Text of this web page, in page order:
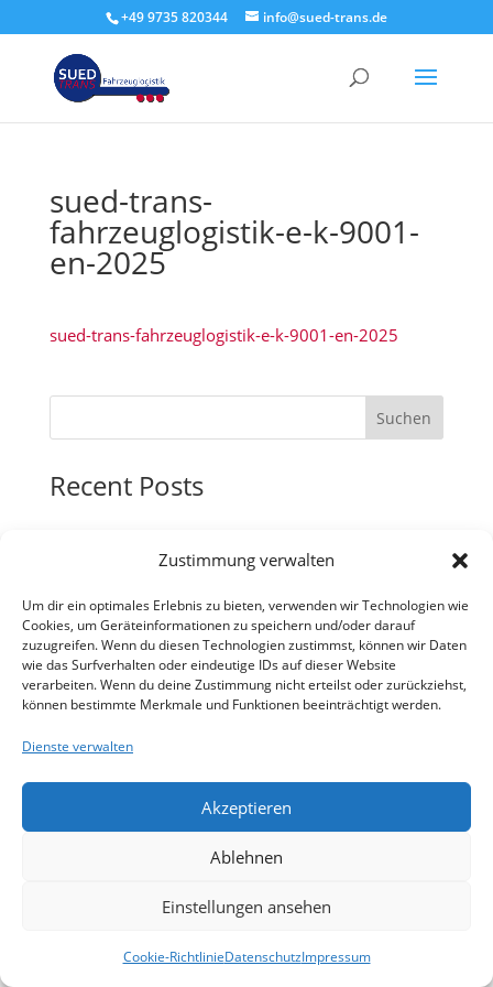
Zustimmung verwalten
Um dir ein optimales Erlebnis zu bieten, verwenden wir Technologien wie
Cookies, um Geräteinformationen zu speichern und/oder darauf
zuzugreifen. Wenn du diesen Technologien zustimmst, können wir Daten
wie das Surfverhalten oder eindeutige IDs auf dieser Website
verarbeiten. Wenn du deine Zustimmung nicht erteilst oder zurückziehst,
können bestimmte Merkmale und Funktionen beeinträchtigt werden.
Dienste verwalten
Akzeptieren
Ablehnen
Einstellungen ansehen
Cookie-RichtlinieDatenschutzImpressum
+49 9735 820344 info@sued-trans.de
sued-trans-
fahrzeuglogistik-e-k-9001-
en-2025
sued-trans-fahrzeuglogistik-e-k-9001-en-2025
Suchen
Recent Posts
Recent Comments